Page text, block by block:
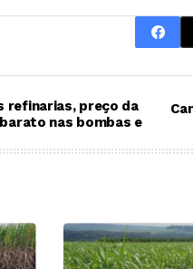
refinarias, preço da
nas bombas e